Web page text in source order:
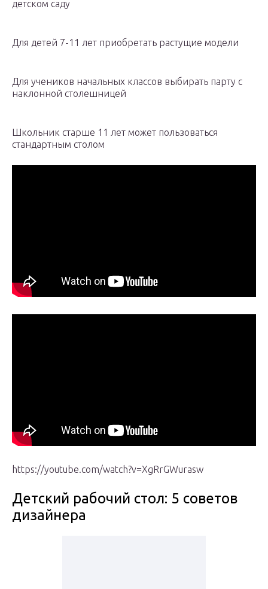
детском саду
Для детей 7-11 лет приобретать растущие модели
Для учеников начальных классов выбирать парту с
наклонной столешницей
Школьник старше 11 лет может пользоваться
стандартным столом
https://youtube.com/watch?v=XgRrGWurasw
Детский рабочий стол: 5 советов
дизайнера